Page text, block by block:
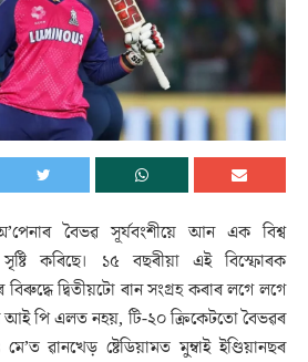
বৈভৱ সূৰ্যবংশীয়ে আন এক বিশ্ব
কৰিছে। ১৫ বছৰীয়া এই বিস্ফোৰক
বিৰুদ্ধে দ্বিতীয়টো ৰান সংগ্ৰহ কৰাৰ লগে লগে
আই পি এলত নহয়, টি-২০ ক্ৰিকেটতো বৈভৱৰ
ৱানখেড় ষ্টেডিয়ামত মুম্বাই ইণ্ডিয়ানছৰ